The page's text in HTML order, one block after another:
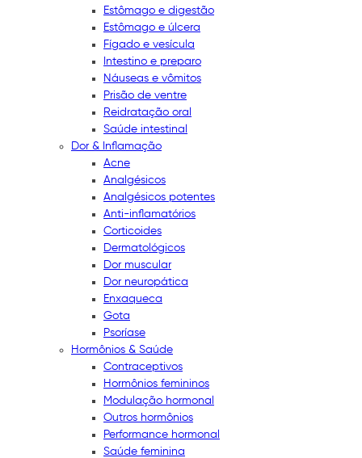
Estômago e digestão
Estômago e úlcera
Fígado e vesícula
Intestino e preparo
Náuseas e vômitos
Prisão de ventre
Reidratação oral
Saúde intestinal
Dor & Inflamação
Acne
Analgésicos
Analgésicos potentes
Anti-inflamatórios
Corticoides
Dermatológicos
Dor muscular
Dor neuropática
Enxaqueca
Gota
Psoríase
Hormônios & Saúde
Contraceptivos
Hormônios femininos
Modulação hormonal
Outros hormônios
Performance hormonal
Saúde feminina